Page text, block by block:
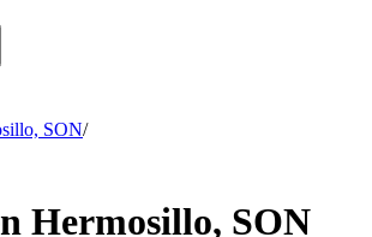
SON/
Hermosillo, SON